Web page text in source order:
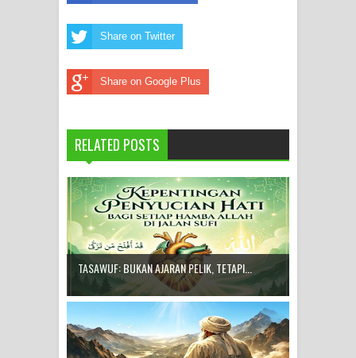
Share on Twitter
Share on Google Plus
RELATED POSTS
TASAWUF: BUKAN AJARAN PELIK, TETAPI...